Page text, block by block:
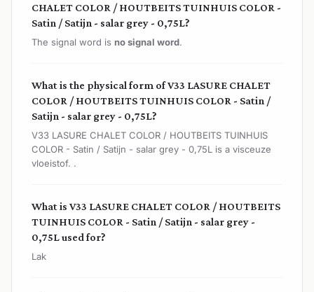
CHALET COLOR / HOUTBEITS TUINHUIS COLOR -
Satin / Satijn - salar grey - 0,75L?
The signal word is no signal word.
What is the physical form of V33 LASURE CHALET
COLOR / HOUTBEITS TUINHUIS COLOR - Satin /
Satijn - salar grey - 0,75L?
V33 LASURE CHALET COLOR / HOUTBEITS TUINHUIS
COLOR - Satin / Satijn - salar grey - 0,75L is a visceuze
vloeistof. .
What is V33 LASURE CHALET COLOR / HOUTBEITS
TUINHUIS COLOR - Satin / Satijn - salar grey -
0,75L used for?
Lak